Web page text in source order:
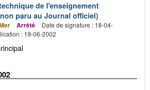
de l'enseignement
paru au Journal officiel)
Arrêté
Date de signature : 18-04-
: 19-06-2002